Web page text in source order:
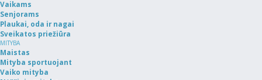
Vaikams
Senjorams
Plaukai, oda ir nagai
Sveikatos priežiūra
MITYBA
Maistas
Mityba sportuojant
Vaiko mityba